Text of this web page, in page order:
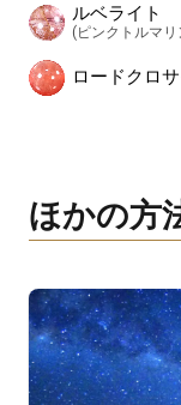
ルベライト
(ピンクトルマリ
ロードクロ
ほかの方